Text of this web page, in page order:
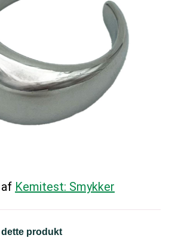
Kemitest: Smykker
produkt